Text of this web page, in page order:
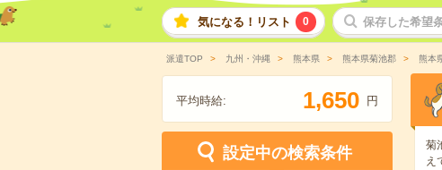
気になる！リスト 0 保存した希望
派遣TOP 九州・沖縄 熊本県 熊本県菊池郡 熊本
平均時給: 1,650 円
設定中の検索条件 菊
え